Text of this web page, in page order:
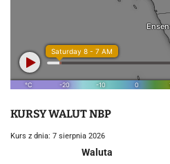
KURSY WALUT NBP
Kurs z dnia: 7 sierpnia 2026
Waluta